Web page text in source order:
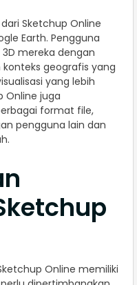
Sketchup Online
Earth. Pengguna
mereka dengan
geografis yang
yang lebih
Online juga
format file,
pengguna lain dan
Online memiliki